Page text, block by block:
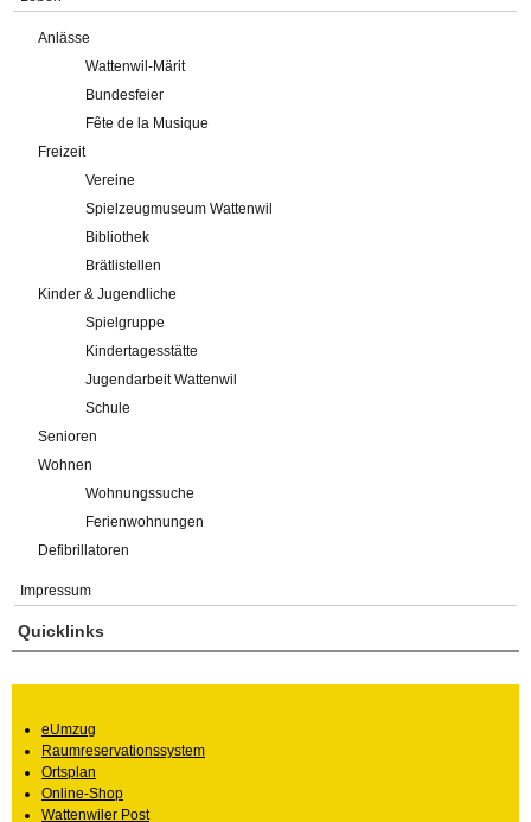
Anlässe
Wattenwil-Märit
Bundesfeier
Fête de la Musique
Freizeit
Vereine
Spielzeugmuseum Wattenwil
Bibliothek
Brätlistellen
Kinder & Jugendliche
Spielgruppe
Kindertagesstätte
Jugendarbeit Wattenwil
Schule
Senioren
Wohnen
Wohnungssuche
Ferienwohnungen
Defibrillatoren
Impressum
Quicklinks
eUmzug
Raumreservationssystem
Ortsplan
Online-Shop
Wattenwiler Post